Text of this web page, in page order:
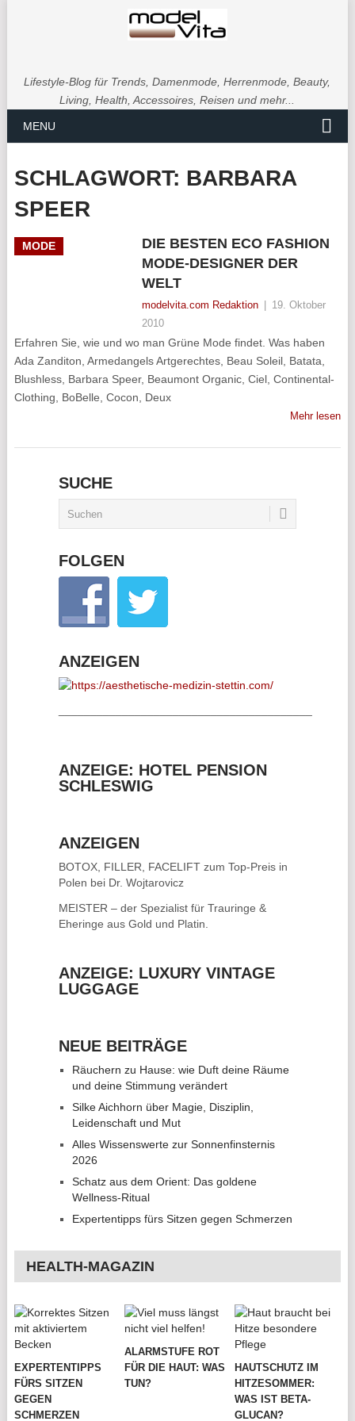
Lifestyle-Blog für Trends, Damenmode, Herrenmode, Beauty,
Living, Health, Accessoires, Reisen und mehr...
MENU
SCHLAGWORT: BARBARA
SPEER
MODE
DIE BESTEN ECO FASHION
MODE-DESIGNER DER
WELT
modelvita.com Redaktion
19. Oktober
2010
Erfahren Sie, wie und wo man Grüne Mode findet. Was haben
Ada Zanditon, Armedangels Artgerechtes, Beau Soleil, Batata,
Blushless, Barbara Speer, Beaumont Organic, Ciel, Continental-
Clothing, BoBelle, Cocon, Deux
Mehr lesen
SUCHE
FOLGEN
ANZEIGEN
ANZEIGE: HOTEL PENSION
SCHLESWIG
ANZEIGEN
BOTOX, FILLER, FACELIFTzum Top-Preis in
Polen bei Dr. Wojtarovicz
MEISTER – der Spezialist für Trauringe &
Eheringe aus Gold und Platin.
ANZEIGE: LUXURY VINTAGE
LUGGAGE
NEUE BEITRÄGE
Räuchern zu Hause: wie Duft deine Räume
und deine Stimmung verändert
Silke Aichhorn über Magie, Disziplin,
Leidenschaft und Mut
Alles Wissenswerte zur Sonnenfinsternis
2026
Schatz aus dem Orient: Das goldene
Wellness-Ritual
Expertentipps fürs Sitzen gegen Schmerzen
HEALTH-MAGAZIN
EXPERTENTIPPS
FÜRS SITZEN
GEGEN
SCHMERZEN
ALARMSTUFE ROT
FÜR DIE HAUT: WAS
TUN?
HAUTSCHUTZ IM
HITZESOMMER:
WAS IST BETA-
GLUCAN?